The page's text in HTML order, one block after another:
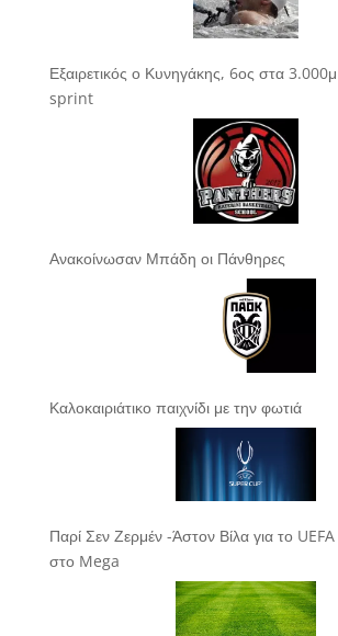
Εξαιρετικός ο Κυνηγάκης, 6ος στα
sprint
Ανακοίνωσαν Μπάδη οι Πάνθηρες
Καλοκαιριάτικο παιχνίδι με την φωτιά
Παρί Σεν Ζερμέν -Άστον Βίλα για το
στο Mega